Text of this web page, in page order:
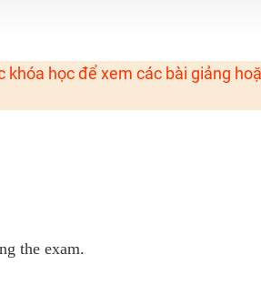
khóa học để xem các bài giảng
the exam.